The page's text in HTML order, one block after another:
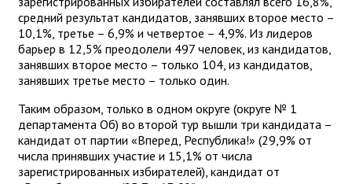
средний результат кандидатов, занявших второе место –
10,1%, третье – 6,9% и четвертое – 4,9%. Из лидеров
барьер в 12,5% преодолели 497 человек, из кандидатов,
занявших второе место – только 104, из кандидатов,
занявших третье место – только один.
Таким образом, только в одном округе (округе № 1
департамента Об) во второй тур вышли три кандидата –
кандидат от партии «Вперед, Республика!» (29,9% от
числа принявших участие и 15,1% от числа
зарегистрированных избирателей), кандидат от